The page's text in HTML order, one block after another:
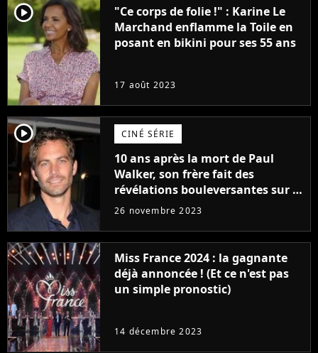
player2
"Ce corps de folie !" : Karine Le
Marchand enflamme la Toile en
posant en bikini pour ses 55 ans
17 août 2023
player2 CINÉ SÉRIE
10 ans après la mort de Paul
Walker, son frère fait des
révélations bouleversantes sur la
réaction des acteurs de Fast and
26 novembre 2023
Miss France 2024 : la gagnante
déjà annoncée ! (Et ce n'est pas
un simple pronostic)
14 décembre 2023